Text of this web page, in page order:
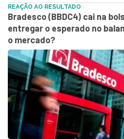
REAÇÃO AO RESULTADO
Bradesco (BBDC4) cai na
entregar o esperado no
o mercado?